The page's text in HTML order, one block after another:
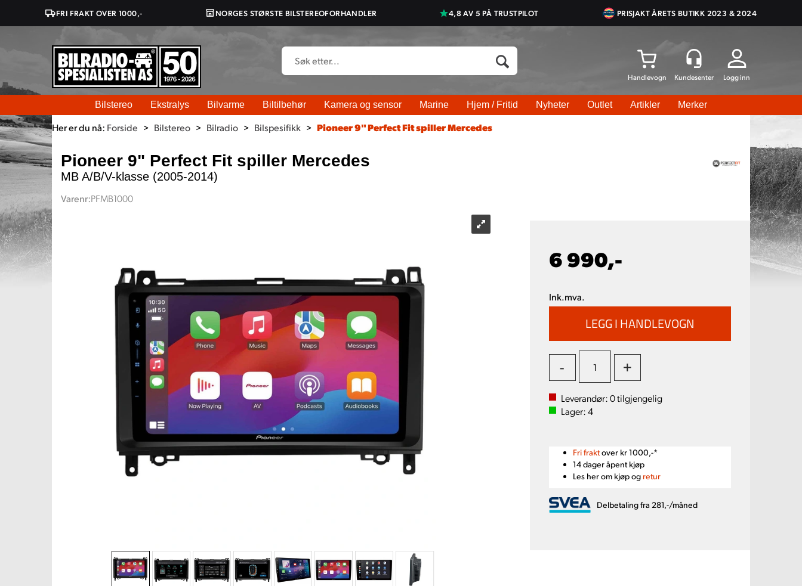
FRI FRAKT OVER 1000,- NORGES STØRSTE BILSTEREOFORHANDLER 4,8 AV 5 PÅ TRUSTPILOT PRISJAKT ÅRETS BUTIKK 2023 & 2024
Logg inn
Bilstereo Ekstralys Bilvarme Biltilbehør Kamera og sensor Marine Hjem / Fritid Nyheter Outlet Artikler Merker
Her er du nå: Forside > Bilstereo > Bilradio > Bilspesifikk > Pioneer 9" Perfect Fit spiller Mercedes
Pioneer 9" Perfect Fit spiller Mercedes
MB A/B/V-klasse (2005-2014)
Varenr:PFMB1000
6 990,-
Ink.mva.
- +
Leverandør:0tilgjengelig
Lager:4
Fri fraktover kr 1000,-*
14 dager åpent kjøp
Les her om kjøp og retur
Delbetaling fra 281,-/måned